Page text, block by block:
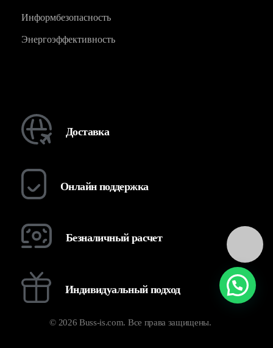
Информбезопасность
Энергоэффективность
Доставка
Онлайн поддержка
Безналичный расчет
Индивидуальный подход
© 2026 Buss-is.com. Все права защищены.